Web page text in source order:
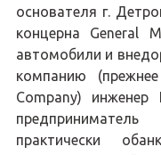
основателя г.
концерна General
автомобили и
компанию
Company) инженер
практически